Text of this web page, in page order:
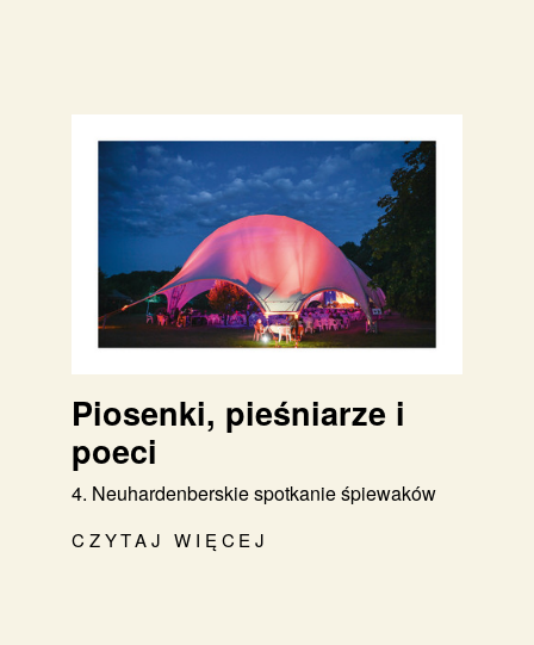
Piosenki, pieśniarze i
poeci
4. Neuhardenberskie spotkanie śpiewaków
CZYTAJ WIĘCEJ